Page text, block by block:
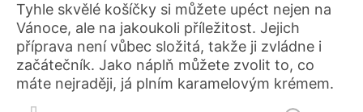
Tyhle skvělé košíčky si můžete upéct nejen na
Vánoce, ale na jakoukoli příležitost. Jejich
příprava není vůbec složitá, takže ji zvládne i
začátečník. Jako náplň můžete zvolit to, co
máte nejraději, já plním karamelovým krémem.